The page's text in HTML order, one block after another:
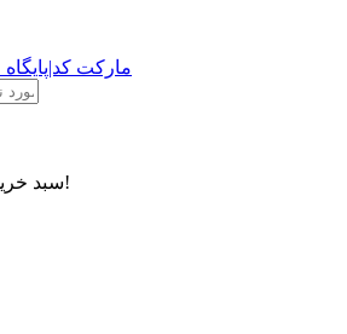
سبد خرید شما خالی است!